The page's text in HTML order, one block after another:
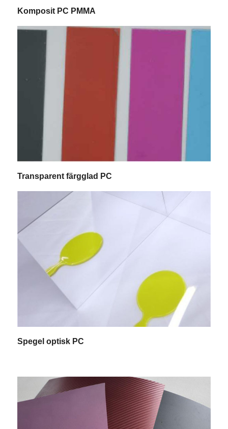
Komposit PC PMMA
Transparent färgglad PC
Spegel optisk PC